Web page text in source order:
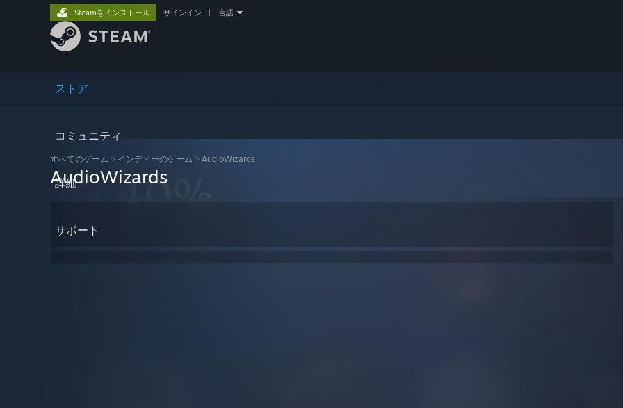
ストア
コミュニティ
詳細
サポート
Steamをインストール サインイン 言語
すべてのゲーム > インディーのゲーム > AudioWizards
AudioWizards